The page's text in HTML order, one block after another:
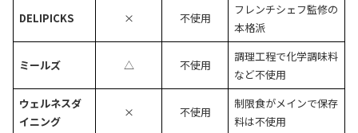
DELIPICKS × 不使用
フレンチシェフ監修の
本格派
ミールズ △ 不使用
調理工程で化学調味料
など不使用
ウェルネスダ
イニング
× 不使用
制限食がメインで保存
料は不使用